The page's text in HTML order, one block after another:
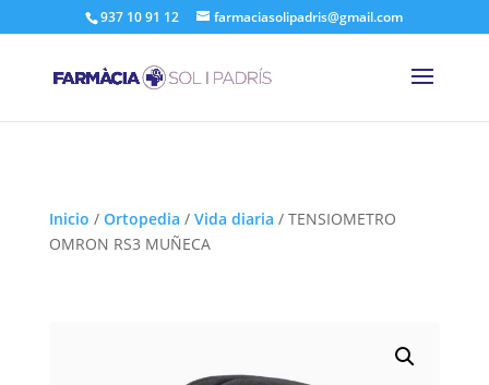
937 10 91 12 farmaciasolipadris@gmail.com
Inicio / Ortopedia / Vida diaria / TENSIOMETRO
OMRON RS3 MUÑECA